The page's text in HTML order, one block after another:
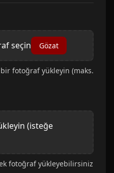
seçin Gözat
fotoğraf yükleyin (maks.
(isteğe
fotoğraf yükleyebilirsiniz